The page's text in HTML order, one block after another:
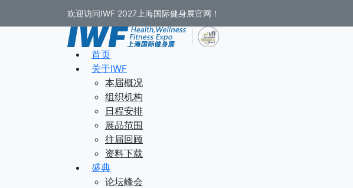
欢迎访问IWF 2027上海国际健身展官网！
首页
关于IWF
本届概况
组织机构
日程安排
展品范围
往届回顾
资料下载
盛典
论坛峰会